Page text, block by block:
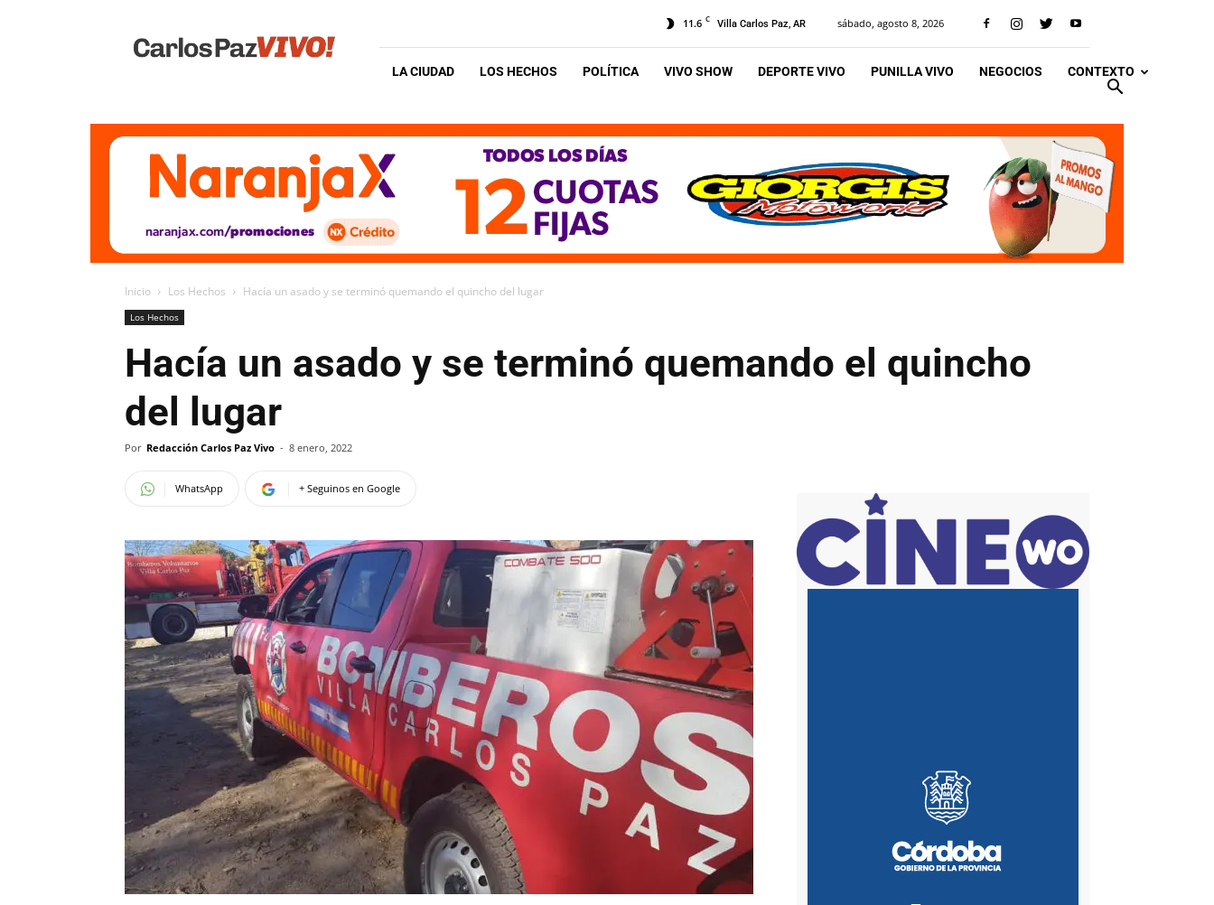
Vivo
11.6 C Villa Carlos Paz, AR sábado, agosto 8, 2026
LA CIUDAD LOS HECHOS POLÍTICA VIVO SHOW DEPORTE VIVO PUNILLA VIVO NEGOCIOS CONTEXTO
Inicio Los Hechos Hacía un asado y se terminó quemando el quincho del lugar
Los Hechos
Hacía un asado y se terminó quemando el quincho
del lugar
Por Redacción Carlos Paz Vivo - 8 enero, 2022
WhatsApp + Seguinos en Google